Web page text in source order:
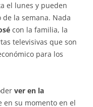
el lunes y pueden
la semana. Nada
con la familia, la
televisivas que son
para los
ver en la
en su momento en el